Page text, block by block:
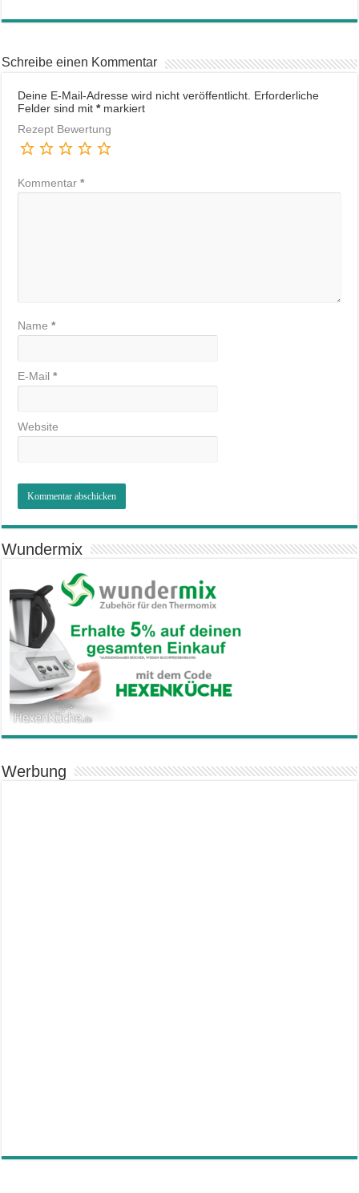
Schreibe einen Kommentar
Deine E-Mail-Adresse wird nicht veröffentlicht. Erforderliche
Felder sind mit*markiert
Rezept Bewertung
Kommentar*
Name*
E-Mail*
Website
Wundermix
Werbung